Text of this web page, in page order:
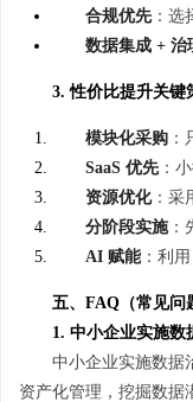
合规优先：选
数据集成 + 治
3. 性价比提升关键
模块化采购
SaaS 优先：
资源优化：采
分阶段实施：
AI 赋能：利
五、FAQ（常见问
1. 中小企业实施数
中小企业实施数据
资产化管理，挖掘数据